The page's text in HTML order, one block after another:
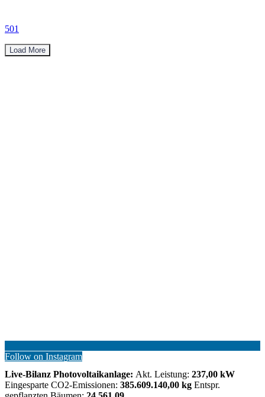
501
Load More
Follow on Instagram
Live-Bilanz Photovoltaikanlage: Akt. Leistung: 237,00 kW
Eingesparte CO2-Emissionen: 385.609.140,00 kg Entspr.